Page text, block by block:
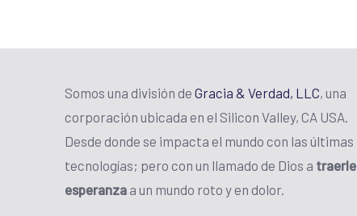
Somos una división de Gracia & Verdad, LLC, una
corporación ubicada en el Silicon Valley, CA USA.
Desde donde se impacta el mundo con las últimas
tecnologías; pero con un llamado de Dios a traerle
esperanza a un mundo roto y en dolor.